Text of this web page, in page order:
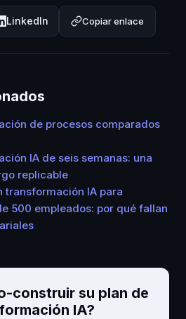
LinkedIn Copiar enlace
de procesos comparados
IA de seis semanas: una
replicable
transformación IA para
500 empleados: por qué fallan
construir su plan de
IA?